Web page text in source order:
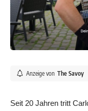
Anzeige von The Savoy
Seit 20 Jahren tritt